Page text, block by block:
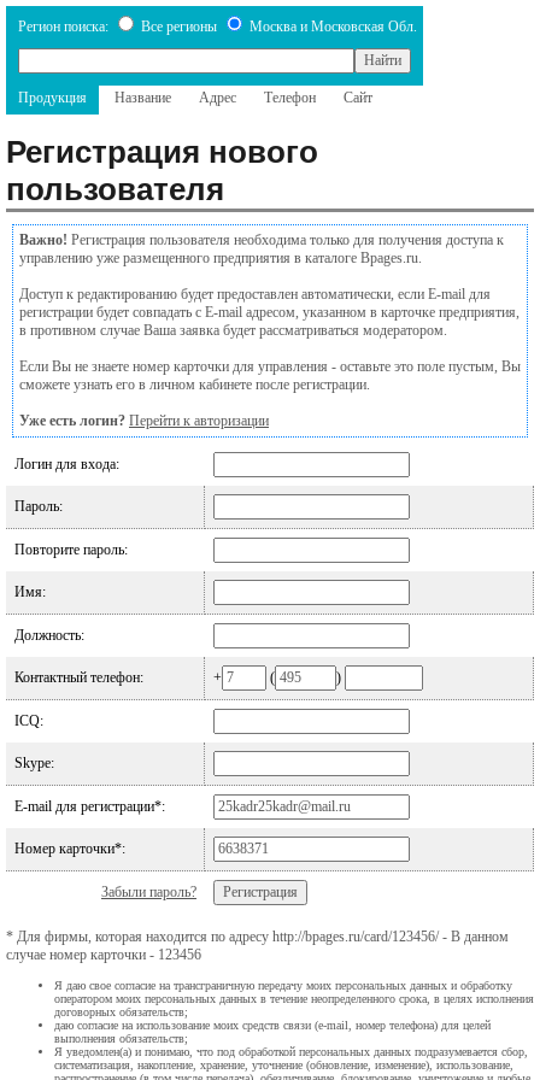
Регион поиска: Все регионы Москва и Московская Обл.
Продукция Название Адрес Телефон Сайт
Регистрация нового
пользователя
Важно! Регистрация пользователя необходима только для получения доступа к
управлению уже размещенного предприятия в каталоге Bpages.ru.
Доступ к редактированию будет предоставлен автоматически, если E-mail для
регистрации будет совпадать с E-mail адресом, указанном в карточке предприятия,
в противном случае Ваша заявка будет рассматриваться модератором.
Если Вы не знаете номер карточки для управления - оставьте это поле пустым, Вы
сможете узнать его в личном кабинете после регистрации.
Уже есть логин? Перейти к авторизации
Логин для входа:
Пароль:
Повторите пароль:
Имя:
Должность:
Контактный телефон: + ( )
ICQ:
Skype:
E-mail для регистрации*:
Номер карточки*:
Забыли пароль?
* Для фирмы, которая находится по адресу http://bpages.ru/card/123456/ - В данном
случае номер карточки - 123456
Я даю свое согласие на трансграничную передачу моих персональных данных и обработку
оператором моих персональных данных в течение неопределенного срока, в целях исполнения
договорных обязательств;
даю согласие на использование моих средств связи (e-mail, номер телефона) для целей
выполнения обязательств;
Я уведомлен(а) и понимаю, что под обработкой персональных данных подразумевается сбор,
систематизация, накопление, хранение, уточнение (обновление, изменение), использование,